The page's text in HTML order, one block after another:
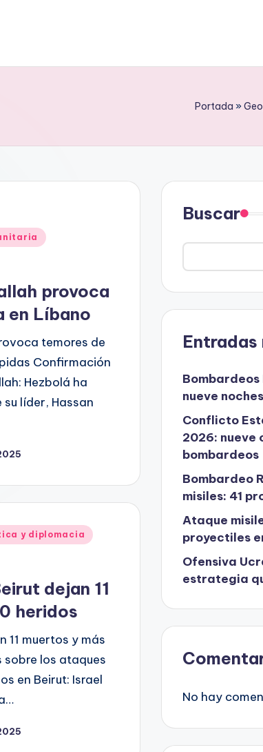
Portada »
provoca
en Líbano
temores de
Confirmación
Hezbolá ha
líder, Hassan
y diplomacia
dejan 11
heridos
11 muertos y más
sobre los ataques
en Beirut: Israel
Buscar
Bombardeos
nueve
Conflicto
2026: nueve
bombardeos
Bombardeo
misiles: 41
Ataque
proyectiles
Ofensiva
estrategia
No hay